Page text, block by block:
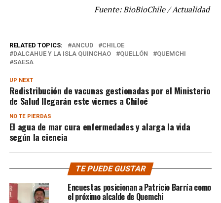
Fuente: BioBioChile / Actualidad
RELATED TOPICS: ANCUD
CHILOE
DALCAHUE Y LA ISLA QUINCHAO
QUELLÓN
QUEMCHI
SAESA
UP NEXT
Redistribución de vacunas gestionadas por el Ministerio
de Salud llegarán este viernes a Chiloé
NO TE PIERDAS
El agua de mar cura enfermedades y alarga la vida
según la ciencia
TE PUEDE GUSTAR
Encuestas posicionan a Patricio Barría como
el próximo alcalde de Quemchi